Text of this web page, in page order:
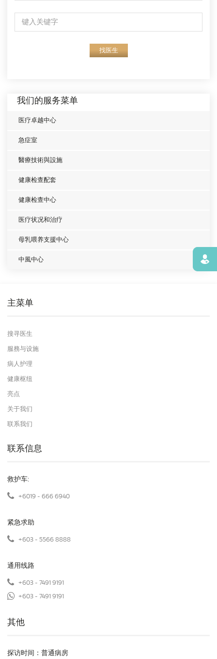
找医生
我们的服务菜单
医疗卓越中心
急症室
醫療技術與設施
健康检查配套
健康检查中心
医疗状况和治疗
母乳喂养支援中心
中風中心
主菜单
搜寻医生
服務与设施
病人护理
健康枢纽
亮点
关于我们
联系我们
联系信息
救护车:
+6019 - 666 6940
紧急求助
+603 - 5566 8888
通用线路
+603 - 7491 9191
+603 - 7491 9191
其他
探访时间：普通病房
寻找